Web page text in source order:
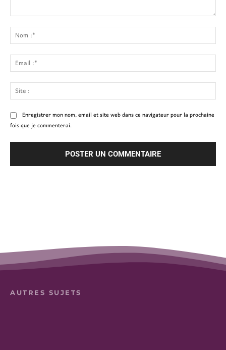
:
:*
:*
:
Enregistrer mon nom, email et site web dans ce navigateur pour la prochaine
fois que je commenterai.
AUTRES SUJETS